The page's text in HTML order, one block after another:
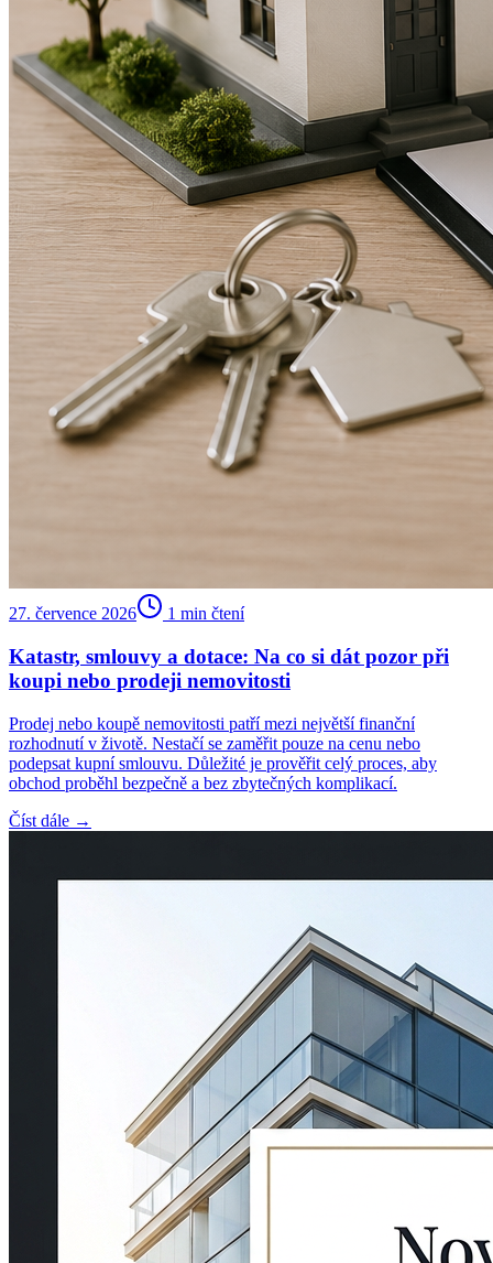
27. července 2026 1 min čtení
Katastr, smlouvy a dotace: Na co si dát pozor při
koupi nebo prodeji nemovitosti
Prodej nebo koupě nemovitosti patří mezi největší finanční
rozhodnutí v životě. Nestačí se zaměřit pouze na cenu nebo
podepsat kupní smlouvu. Důležité je prověřit celý proces, aby
obchod proběhl bezpečně a bez zbytečných komplikací.
Číst dále →